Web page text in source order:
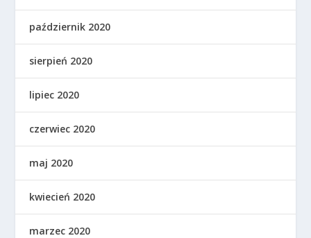
październik 2020
sierpień 2020
lipiec 2020
czerwiec 2020
maj 2020
kwiecień 2020
marzec 2020